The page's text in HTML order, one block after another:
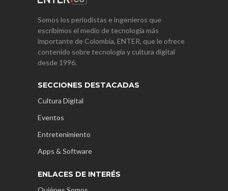
Somos los periodistas e ingenieros que
escribimos el medio de tecnología más
importante de Colombia, ENTER, que le ofrece
contenido sobre tecnología y cultura digital
desde 1996.
SECCIONES DESTACADAS
Cultura Digital
Eventos
Entretenimiento
Apps & Software
ENLACES DE INTERÉS